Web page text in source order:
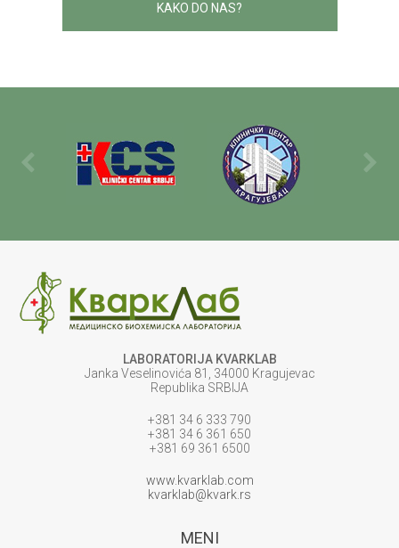
KAKO DO NAS?
LABORATORIJA KVARKLAB
Janka Veselinovića 81, 34000 Kragujevac
Republika SRBIJA
+381 34 6 333 790
+381 34 6 361 650
+381 69 361 6500
www.kvarklab.com
kvarklab@kvark.rs
MENI